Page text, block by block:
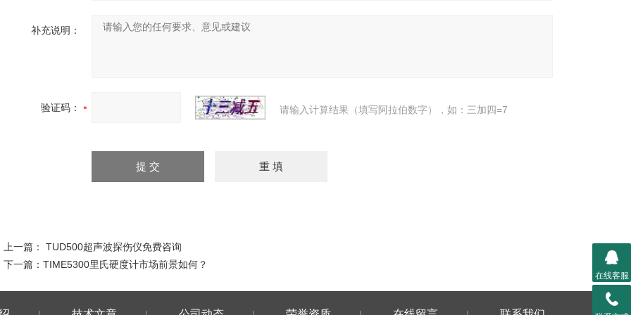
补充说明：
验证码： 请输入计算结果（填写阿拉伯数字），如：三加四=7
上一篇： TUD500超声波探伤仪免费咨询
下一篇： TIME5300里氏硬度计市场前景如何？
在线客服